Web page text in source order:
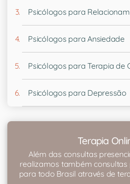
Psicólogos para
Psicólogos para Ansiedade
Psicólogos para Terapia de
Psicólogos para Depressão
Terapia
Além das consultas
realizamos também
para todo Brasil através de